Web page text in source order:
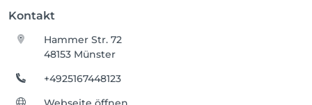
Kontakt
Hammer Str. 72
48153 Münster
+4925167448123